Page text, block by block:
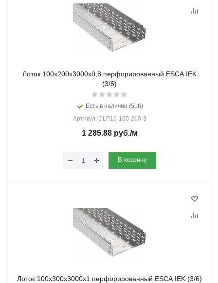
Лоток 100х200х3000х0,8 перфорированный ESCA IEK
(3/6)
Есть в наличии (516)
Артикул: CLP10-100-200-3
1 285.88руб./м
В корзину
Лоток 100х300х3000х1 перфорированный ESCA IEK (3/6)